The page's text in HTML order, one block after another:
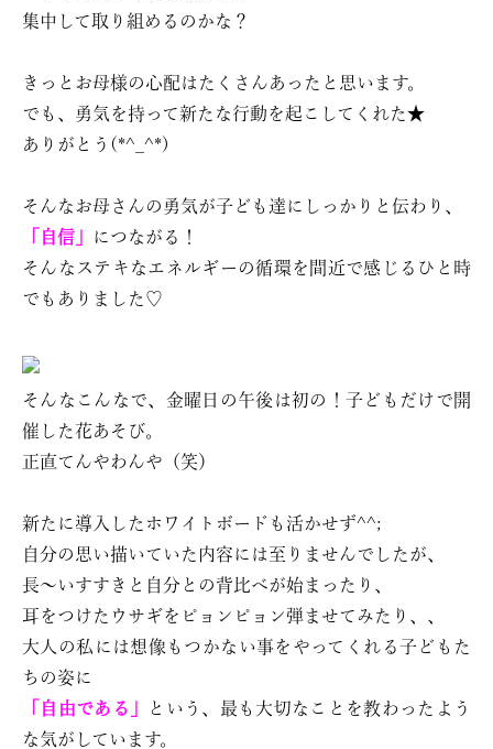
集中して取り組めるのかな？
きっとお母様の心配はたくさんあったと思います。
でも、勇気を持って新たな行動を起こしてくれた★
ありがとう(*^_^*)
そんなお母さんの勇気が子ども達にしっかりと伝わり、
「自信」
につながる！
そんなステキなエネルギーの循環を間近で感じるひと時
でもありました♡
そんなこんなで、金曜日の午後は初の！子どもだけで開
催した花あそび。
正直てんやわんや（笑）
新たに導入したホワイトボードも活かせず^^;
自分の思い描いていた内容には至りませんでしたが、
長〜いすすきと自分との背比べが始まったり、
耳をつけたウサギをピョンピョン弾ませてみたり、、
大人の私には想像もつかない事をやってくれる子どもた
ちの姿に
「自由である」
という、最も大切なことを教わったよう
な気がしています。